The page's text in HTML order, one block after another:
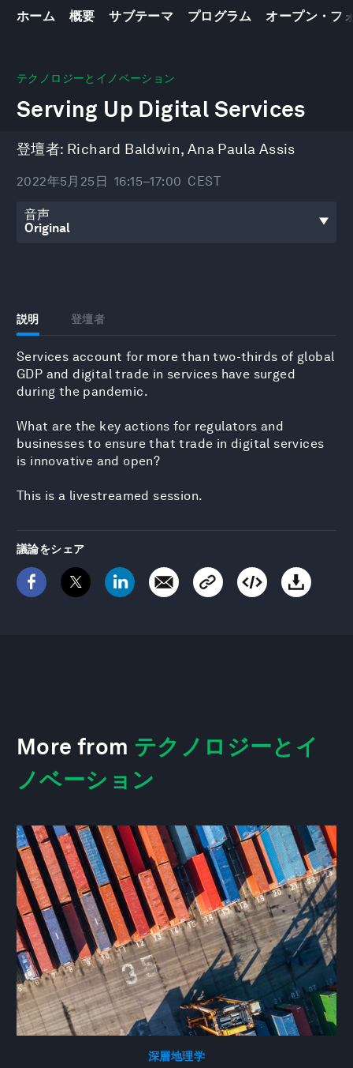
ホーム 概要 サブテーマ プログラム オープン・フ
テクノロジーとイノベーション
Serving Up Digital Services
登壇者: Richard Baldwin, Ana Paula Assis
2022年5月25日 16:15–17:00 CEST
音声
説明 登壇者
Services account for more than two-thirds of global
GDP and digital trade in services have surged
during the pandemic.
What are the key actions for regulators and
businesses to ensure that trade in digital services
is innovative and open?
This is a livestreamed session.
議論をシェア
More from テクノロジーとイ
ノベーション
深層地理学
seconds
46
minutes,
seconds